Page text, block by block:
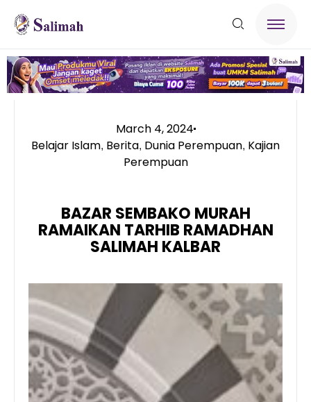
March 4, 2024
Belajar Islam, Berita, Dunia Perempuan, Kajian
Perempuan
BAZAR SEMBAKO MURAH
RAMAIKAN TARHIB RAMADHAN
SALIMAH KALBAR